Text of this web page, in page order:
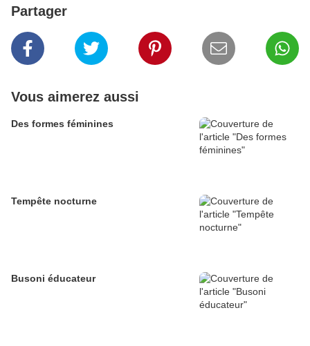
Partager
Vous aimerez aussi
Des formes féminines
Tempête nocturne
Busoni éducateur